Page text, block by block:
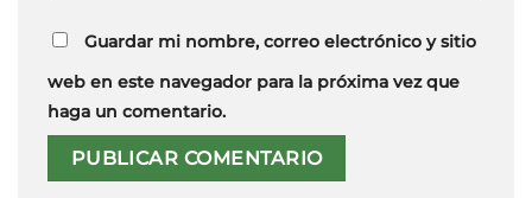
Guardar mi nombre, correo electrónico y sitio
web en este navegador para la próxima vez que
haga un comentario.